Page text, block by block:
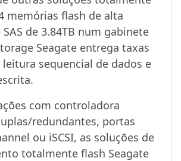
memórias flash de alta
de 3.84TB num gabinete
Seagate entrega taxas
leitura sequencial de dados e
com controladora
redundantes, portas
ou iSCSI, as soluções de
totalmente flash Seagate